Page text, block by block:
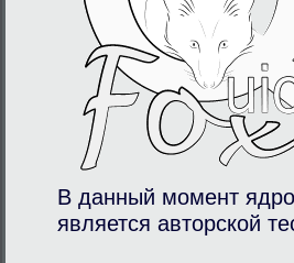
В данный момент ядро
является авторcкой